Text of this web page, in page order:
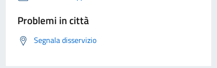
Problemi in città
Segnala disservizio